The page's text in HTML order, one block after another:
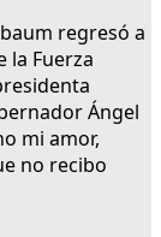
regresó a
la Fuerza
Ángel
mi amor,
no recibo